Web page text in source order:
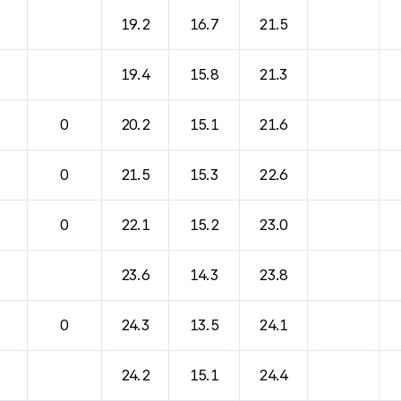
19.2 16.7 21.5
19.4 15.8 21.3
0 20.2 15.1 21.6
0 21.5 15.3 22.6
0 22.1 15.2 23.0
23.6 14.3 23.8
0 24.3 13.5 24.1
24.2 15.1 24.4